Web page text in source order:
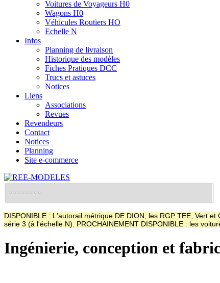
Voitures de Voyageurs H0
Wagons H0
Véhicules Routiers HO
Echelle N
Infos
Planning de livraison
Historique des modèles
Fiches Pratiques DCC
Trucs et astuces
Notices
Liens
Associations
Revues
Revendeurs
Contact
Notices
Planning
Site e-commerce
DISPONIBLE : L'autorail métrique DE DION, les RGP TEE, Vert
série 3 (à l'échelle N). PROCHAINEMENT DISPONIBLE : les
Ingénierie, conception et